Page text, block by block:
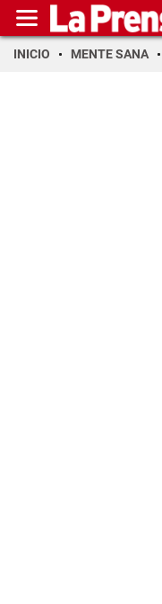
INICIO MENTE SANA